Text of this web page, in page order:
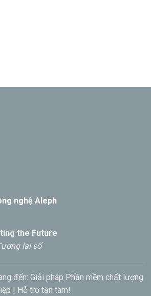
nghệ Aleph
the Future
lai số
đến: Giải pháp Phần mềm chất lượng
| Hỗ trợ tận tâm!